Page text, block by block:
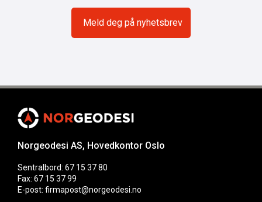
Norgeodesi AS, Hovedkontor Oslo
Sentralbord: 67 15 37 80
Fax: 67 15 37 99
E-post: firmapost@norgeodesi.no